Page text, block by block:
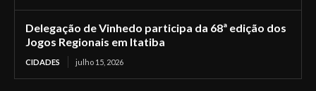
Delegação de Vinhedo participa da 68ª edição dos
Jogos Regionais em Itatiba
CIDADES julho 15, 2026